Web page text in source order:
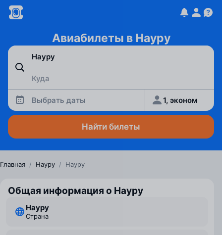
Авиабилеты в Науру
Выбрать даты 1, эконом
Найти билеты
Главная / Науру / Науру
Общая информация о Науру
Науру
Страна